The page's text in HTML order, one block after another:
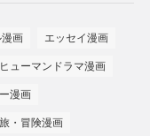
画 エッセイ漫画
ヒューマンドラマ漫画
漫画
旅・冒険漫画